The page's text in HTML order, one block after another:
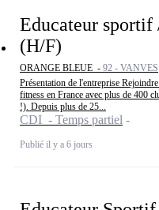
Educateur
(H/F)
ORANGE BLEUE - 92 - VANVES
Présentation de l'entreprise
fitness en France avec plus de 400
!). Depuis plus de 25...
CDI - Temps partiel
Publié il y a 6 jours